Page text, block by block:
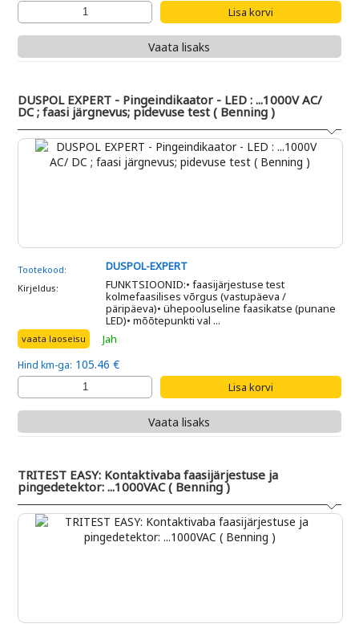
Vaata lisaks
DUSPOL EXPERT - Pingeindikaator - LED : ...1000V AC/
DC ; faasi järgnevus; pidevuse test ( Benning )
Tootekood: DUSPOL-EXPERT
Kirjeldus:
FUNKTSIOONID:• faasijärjestuse test
kolmefaasilises võrgus (vastupäeva /
päripäeva)• ühepooluseline faasikatse (punane
LED)• mõõtepunkti val ...
vaata laoseisu Jah
Hind km-ga: 105.46 €
Vaata lisaks
TRITEST EASY: Kontaktivaba faasijärjestuse ja
pingedetektor: ...1000VAC ( Benning )